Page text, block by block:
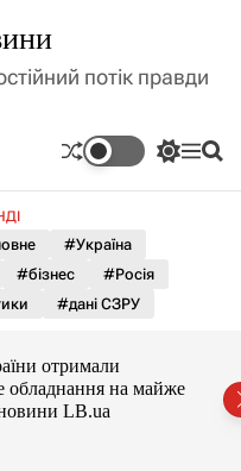
потік правди
П
м
к
а
л
ь
М П
#Україна
#бізнес
#Росія
#дані СЗРУ
отримали
обладнання на майже
LB.ua